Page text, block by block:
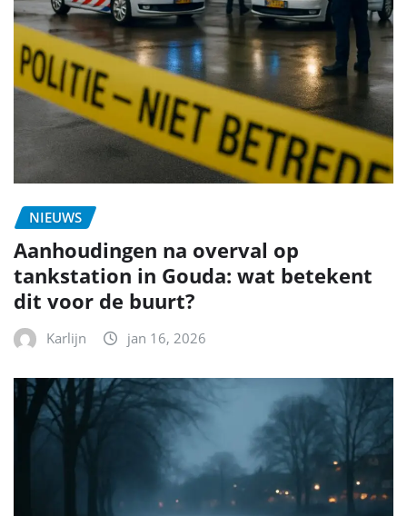
NIEUWS
Aanhoudingen na overval op
tankstation in Gouda: wat betekent
dit voor de buurt?
Karlijn jan 16, 2026